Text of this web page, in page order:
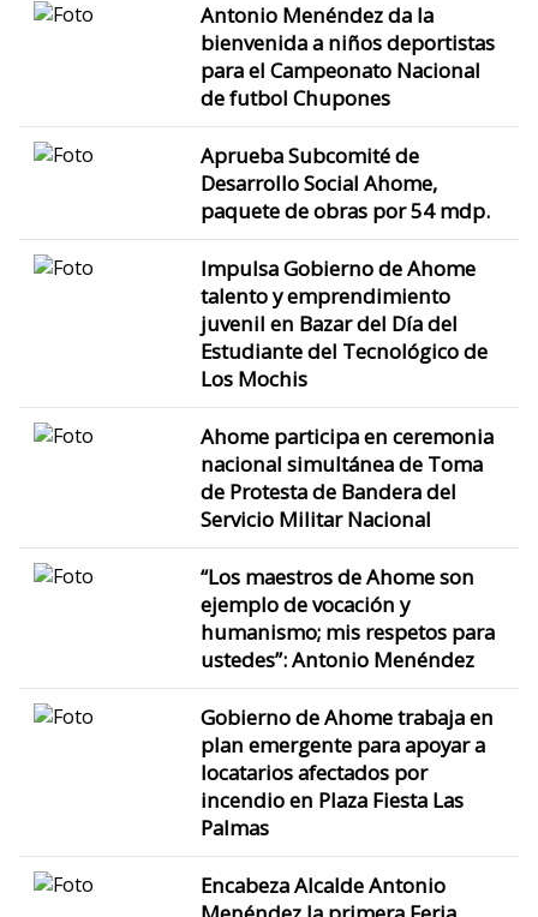
Antonio Menéndez da la
bienvenida a niños deportistas
para el Campeonato Nacional
de futbol Chupones
Aprueba Subcomité de
Desarrollo Social Ahome,
paquete de obras por 54 mdp.
Impulsa Gobierno de Ahome
talento y emprendimiento
juvenil en Bazar del Día del
Estudiante del Tecnológico de
Los Mochis
Ahome participa en ceremonia
nacional simultánea de Toma
de Protesta de Bandera del
Servicio Militar Nacional
“Los maestros de Ahome son
ejemplo de vocación y
humanismo; mis respetos para
ustedes”: Antonio Menéndez
Gobierno de Ahome trabaja en
plan emergente para apoyar a
locatarios afectados por
incendio en Plaza Fiesta Las
Palmas
Encabeza Alcalde Antonio